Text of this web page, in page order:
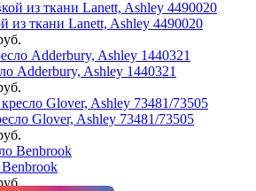
из ткани Lanett, Ashley 4490020
Adderbury, Ashley 1440321
Glover, Ashley 73481/73505